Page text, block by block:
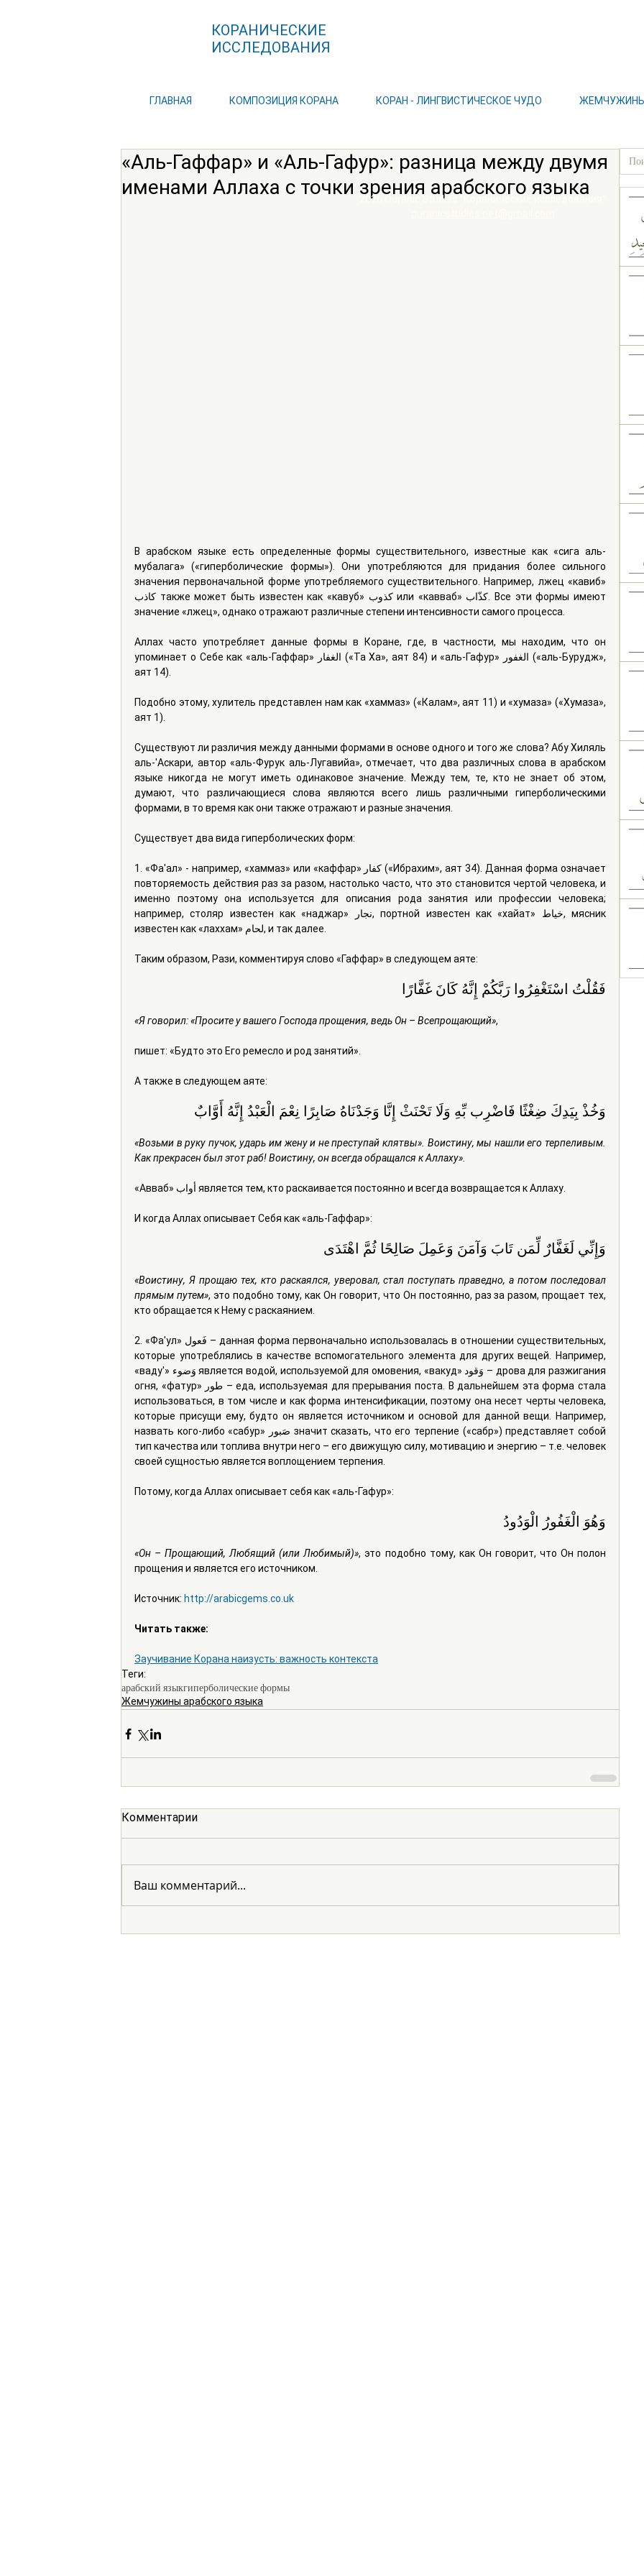
КОРАНИЧЕСКИЕ
ИССЛЕДОВАНИЯ
ГЛАВНАЯ КОМПОЗИЦИЯ КОРАНА КОРАН - ЛИНГВИСТИЧЕСКОЕ ЧУДО ЖЕМЧУЖИНЫ
«Аль-Гаффар» и «Аль-Гафур»: разница между двумя
именами Аллаха с точки зрения арабского языка
В арабском языке есть определенные формы существительного, известные как «сига аль-
мубалага» («гиперболические формы»). Они употребляются для придания более сильного
значения первоначальной форме употребляемого существительного. Например, лжец «кавиб»
كاذب также может быть известен как «кавуб» كذوب или «кавваб» كذّاب. Все эти формы имеют
значение «лжец», однако отражают различные степени интенсивности самого процесса.
Аллах часто употребляет данные формы в Коране, где, в частности, мы находим, что он
упоминает о Себе как «aль-Гаффар» الغفار («Та Ха», аят 84) и «аль-Гафур» الغفور («аль-Бурудж»,
аят 14).
Подобно этому, хулитель представлен нам как «хаммаз» («Калам», аят 11) и «хумаза» («Хумаза»,
аят 1).
Существуют ли различия между данными формами в основе одного и того же слова? Абу Хиляль
аль-'Aскари, автор «аль-Фурук аль-Лугавийа», отмечает, что два различных слова в арабском
языке никогда не могут иметь одинаковое значение. Между тем, те, кто не знает об этом,
думают, что различающиеся слова являются всего лишь различными гиперболическими
формами, в то время как они также отражают и разные значения.
Существует два вида гиперболических форм:
1. «Фа'ал» - например, «хаммаз» или «каффар» كفار («Ибрахим», аят 34). Данная форма означает
повторяемость действия раз за разом, настолько часто, что это становится чертой человека, и
именно поэтому она используется для описания рода занятия или профессии человека;
например, столяр известен как «наджар» نجار, портной известен как «хайат» خياط, мясник
известен как «лаххам» لحام, и так далее.
Таким образом, Рази, комментируя слово «Гаффар» в следующем аяте:
فَقُلْتُ اسْتَغْفِرُوا رَبَّكُمْ إِنَّهُ كَانَ غَفَّارًا
«Я говорил: «Просите у вашего Господа прощения, ведь Он – Всепрощающий»,
пишет: «Будто это Его ремесло и род занятий».
А также в следующем аяте:
وَخُذْ بِيَدِكَ ضِغْثًا فَاضْرِب بِّهِ وَلَا تَحْنَثْ إِنَّا وَجَدْنَاهُ صَابِرًا نِعْمَ الْعَبْدُ إِنَّهُ أَوَّابٌ
«Возьми в руку пучок, ударь им жену и не преступай клятвы». Воистину, мы нашли его терпеливым.
Как прекрасен был этот раб! Воистину, он всегда обращался к Аллаху».
«Авваб» أواب является тем, кто раскаивается постоянно и всегда возвращается к Аллаху.
И когда Аллах описывает Себя как «аль-Гаффар»:
وَإِنِّي لَغَفَّارٌ لِّمَن تَابَ وَآمَنَ وَعَمِلَ صَالِحًا ثُمَّ اهْتَدَى
«Воистину, Я прощаю тех, кто раскаялся, уверовал, стал поступать праведно, а потом последовал
прямым путем», это подобно тому, как Он говорит, что Он постоянно, раз за разом, прощает тех,
кто обращается к Нему с раскаянием.
2. «Фа'ул» فَعول – данная форма первоначально использовалась в отношении существительных,
которые употреблялись в качестве вспомогательного элемента для других вещей. Например,
«ваду'» وَضوء является водой, используемой для омовения, «вакуд» وَقود – дрова для разжигания
огня, «фатур» طور – еда, используемая для прерывания поста. В дальнейшем эта форма стала
использоваться, в том числе и как форма интенсификации, поэтому она несет черты человека,
которые присущи ему, будто он является источником и основой для данной вещи. Например,
назвать кого-либо «сабур» صَبور значит сказать, что его терпение («сабр») представляет собой
тип качества или топлива внутри него – его движущую силу, мотивацию и энергию – т.е. человек
своей сущностью является воплощением терпения.
Потому, когда Аллах описывает себя как «аль-Гафур»:
وَهُوَ الْغَفُورُ الْوَدُودُ
«Он – Прощающий, Любящий (или Любимый)», это подобно тому, как Он говорит, что Он полон
прощения и является его источником.
Источник: http://arabicgems.co.uk
Читать также:
Заучивание Корана наизусть: важность контекста
Теги:
арабский языкгиперболические формы
Жемчужины арабского языка
Комментарии
Ваш комментарий...
2026 Quranic Studies "Коранические исследования"